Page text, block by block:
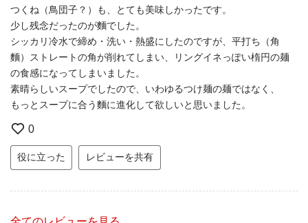
つくね（鳥団子？）も、とても美味しかったです。
少し残念だったのが麵でした。
シッカリ冷水で締め・洗い・熱盛にしたのですが、平打ち（角
麵）ストレートの角が削れてしまい、リングイネっぽい楕円の麺
の食感になってしまいました。
素晴らしいスープでしたので、いわゆるつけ麺の麺ではなく、
もっとスープに合う麵に進化して欲しいと思いました。
0
役に立った レビューを共有